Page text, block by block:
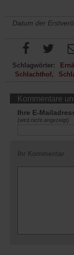
Datum der
Schlagwörter:
Schlachthof
Kommentare
Ihre E-
(wird nicht angezeigt)
Ihr Kommentar